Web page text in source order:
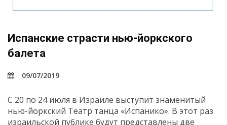
Испанские страсти нью-йоркского
балета
09/07/2019
С 20 по 24 июля в Израиле выступит знаменитый
нью-йоркский Театр танца «Испанико». В этот раз
израильской публике будут представлены две